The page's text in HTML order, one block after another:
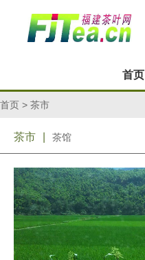
首页
首页 > 茶市
茶市 茶馆